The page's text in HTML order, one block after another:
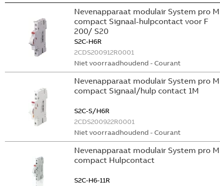
Nevenapparaat modulair System pro M
compact Signaal-hulpcontact voor F
200/ S20
S2C-H6R
2CDS200912R0001
Niet voorraadhoudend - Courant
Nevenapparaat modulair System pro M
compact Signaal/hulp contact 1M
S2C-S/H6R
2CDS200922R0001
Niet voorraadhoudend - Courant
Nevenapparaat modulair System pro M
compact Hulpcontact
S2C-H6-11R